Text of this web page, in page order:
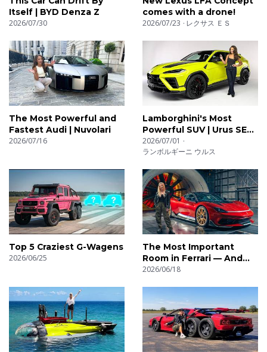
Itself | BYD Denza Z
2026/07/30
comes with a drone!
2026/07/23 レクサス ＥＳ
The Most Powerful and
Fastest Audi | Nuvolari
2026/07/16
Lamborghini's Most
Powerful SUV | Urus SE
Performante
2026/07/01
ランボルギーニ ウルス
Top 5 Craziest G-Wagens
2026/06/25
The Most Important
Room in Ferrari — And
Nobody Knows It Exists
2026/06/18